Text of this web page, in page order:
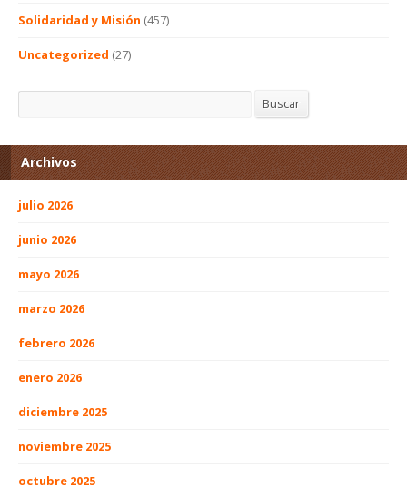
Solidaridad y Misión (457)
Uncategorized (27)
Buscar
Archivos
julio 2026
junio 2026
mayo 2026
marzo 2026
febrero 2026
enero 2026
diciembre 2025
noviembre 2025
octubre 2025